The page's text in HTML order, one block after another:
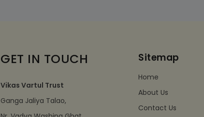
GET IN TOUCH
Vikas Vartul Trust
Ganga Jaliya Talao,
Sitemap
Home
About Us
Contact Us